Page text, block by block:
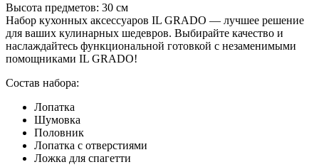
Высота предметов: 30 см
Набор кухонных аксессуаров IL GRADO — лучшее решение
для ваших кулинарных шедевров. Выбирайте качество и
наслаждайтесь функциональной готовкой с незаменимыми
помощниками IL GRADO!
Состав набора:
Лопатка
Шумовка
Половник
Лопатка с отверстиями
Ложка для спагетти